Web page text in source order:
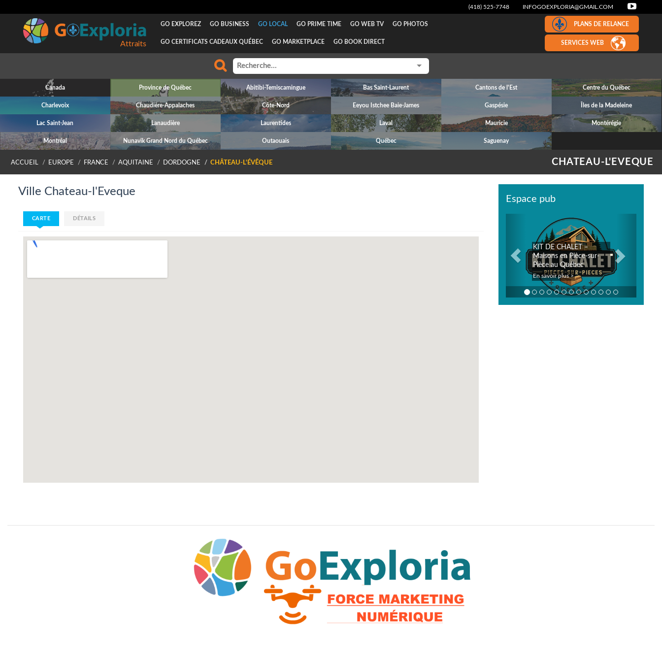
(418) 525-7748 INFOGOEXPLORIA@GMAIL.COM
Attraits
GO EXPLOREZ GO BUSINESS GO LOCAL GO PRIME TIME GO WEB TV GO PHOTOS
GO CERTIFICATS CADEAUX QUÉBEC GO MARKETPLACE GO BOOK DIRECT
PLANS DE RELANCE
SERVICES WEB
Canada Province de Québec Abitibi-Temiscamingue Bas Saint-Laurent Cantons de l'Est Centre du Québec
Charlevoix Chaudière-Appalaches Côte-Nord Eeyou Istchee Baie-James Gaspésie Îles de la Madeleine
Lac Saint-Jean Lanaudière Laurentides Laval Mauricie Montérégie
Montréal Nunavik Grand Nord du Québec Outaouais Québec Saguenay
CHATEAU-L'EVEQUE
ACCUEIL EUROPE FRANCE AQUITAINE DORDOGNE CHÂTEAU-L'ÉVÊQUE
Ville Chateau-l'Eveque
CARTE DÉTAILS
Espace pub
KIT DE CHALET –
Maisons en Pièce-sur-
Pièce au Québec
En savoir plus >